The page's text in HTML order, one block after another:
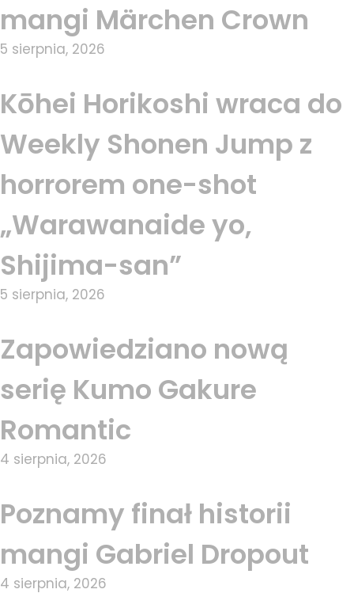
mangi Märchen Crown
5 sierpnia, 2026
Kōhei Horikoshi wraca do
Weekly Shonen Jump z
horrorem one-shot
„Warawanaide yo,
Shijima-san”
5 sierpnia, 2026
Zapowiedziano nową
serię Kumo Gakure
Romantic
4 sierpnia, 2026
Poznamy finał historii
mangi Gabriel Dropout
4 sierpnia, 2026